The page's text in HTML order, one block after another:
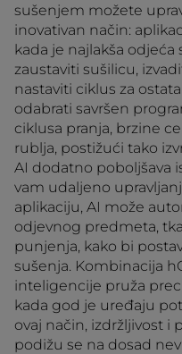
sušenjem možete
inovativan način:
kada je najlakša
zaustaviti sušilicu,
nastaviti ciklus za
odabrati savršen
ciklusa pranja, brzine
rublja, postižući tako
AI dodatno poboljšava
vam udaljeno
aplikaciju, AI može
odjevnog predmeta,
punjenja, kako bi
sušenja. Kombinacija
inteligencije pruža
kada god je uređaju
ovaj način, izdržljivost i
podižu se na dosad